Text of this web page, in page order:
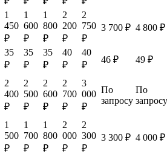
1
450
₽
1
600
₽
1
800
₽
2
200
₽
2
750
₽
3 700 ₽ 4 800 ₽
35
₽
35
₽
35
₽
40
₽
40
₽
46 ₽
49 ₽
2
400
₽
2
500
₽
2
600
₽
2
700
₽
3
000
₽
По
запросу
По
запросу
1
500
₽
1
700
₽
1
800
₽
2
000
₽
2
300
₽
3 300 ₽ 4 000 ₽